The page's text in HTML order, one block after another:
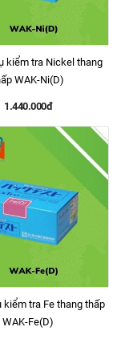
kiểm tra Nickel thang
WAK-Ni(D)
1.440.000đ
kiểm tra Fe thang thấp
WAK-Fe(D)